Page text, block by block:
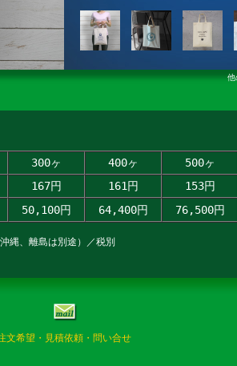
300ヶ 400ヶ 500ヶ
167円 161円 153円
50,100円 64,400円 76,500円
縄、離島は別途）／税別
文希望・見積依頼・問い合せ